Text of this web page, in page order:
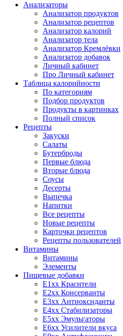
Анализаторы
Анализатор продуктов
Анализатор рецептов
Анализатор калорий
Анализатор тела
Анализатор Кремлёвки
Анализатор добавок
Личный кабинет
Про Личный кабинет
Таблица калорийности
По категориям
Подбор продуктов
Продукты в картинках
Полный список
Рецепты
Закуски
Салаты
Бутерброды
Первые блюда
Вторые блюда
Соусы
Десерты
Выпечка
Напитки
Все рецепты
Новые рецепты
Карточки рецептов
Рецепты пользователей
Витамины
Витамины
Элементы
Пищевые добавки
E1xx Красители
E2xx Консерванты
E3xx Антиоксиданты
E4xx Стабилизаторы
E5xx Эмульгаторы
E6xx Усилители вкуса